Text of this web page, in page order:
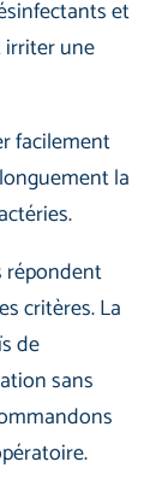
et
irriter une
facilement
la
répondent
critères. La
de
sans